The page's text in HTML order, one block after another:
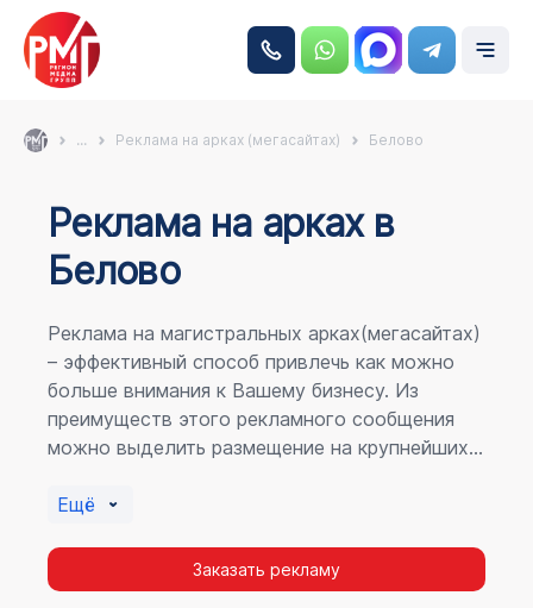
... Реклама на арках (мегасайтах) Белово
Реклама на аркаx в
Белово
Реклама на магистральных арках(мегасайтах)
– эффективный способ привлечь как можно
больше внимания к Вашему бизнесу. Из
преимуществ этого рекламного сообщения
можно выделить размещение на крупнейших
пешеходному потоку расположение в прямой
повторных контактов.
Ещё
Заказать рекламу